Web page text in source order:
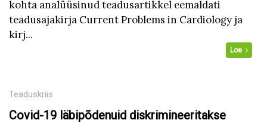
kohta analüüsinud teadusartikkel eemaldati
teadusajakirja Current Problems in Cardiology ja
kirj...
Loe
Teaduskriis
Covid-19 läbipõdenuid diskrimineeritakse